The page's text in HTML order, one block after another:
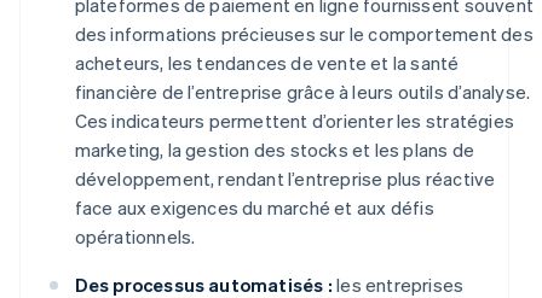
des informations précieuses sur le comportement des
acheteurs, les tendances de vente et la santé
financière de l’entreprise grâce à leurs outils d’analyse.
Ces indicateurs permettent d’orienter les stratégies
marketing, la gestion des stocks et les plans de
développement, rendant l’entreprise plus réactive
face aux exigences du marché et aux défis
opérationnels.
Des processus automatisés : les entreprises